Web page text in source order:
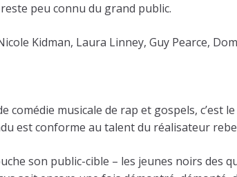
peu connu du grand public.
Kidman, Laura Linney, Guy Pearce,
comédie musicale de rap et gospels,
est conforme au talent du réalisateur
son public-cible – les jeunes noirs des